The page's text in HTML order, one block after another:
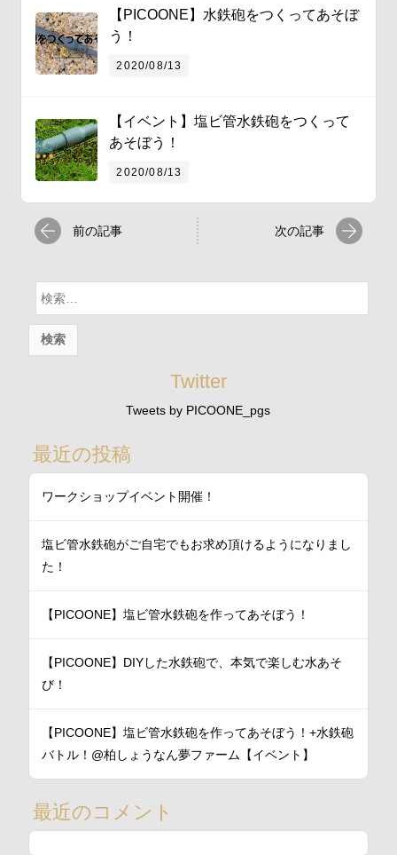
【PICOONE】水鉄砲をつくってあそぼ
う！
2020/08/13
【イベント】塩ビ管水鉄砲をつくって
あそぼう！
2020/08/13
前の記事 次の記事
検
索:
Twitter
Tweets by PICOONE_pgs
最近の投稿
ワークショップイベント開催！
塩ビ管水鉄砲がご自宅でもお求め頂けるようになりまし
た！
【PICOONE】塩ビ管水鉄砲を作ってあそぼう！
【PICOONE】DIYした水鉄砲で、本気で楽しむ水あそ
び！
【PICOONE】塩ビ管水鉄砲を作ってあそぼう！+水鉄砲
バトル！@柏しょうなん夢ファーム【イベント】
最近のコメント